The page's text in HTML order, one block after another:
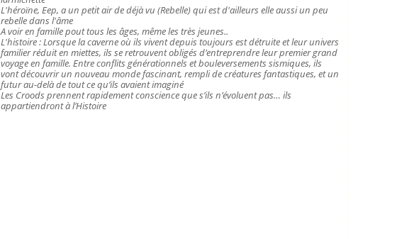
L'héroïne, Eep, a un petit air de déjà vu (Rebelle) qui est d'ailleurs elle aussi un peu
rebelle dans l'âme
A voir en famille pout tous les âges, même les très jeunes..
L'histoire : Lorsque la caverne où ils vivent depuis toujours est détruite et leur univers
familier réduit en miettes, ils se retrouvent obligés d’entreprendre leur premier grand
voyage en famille. Entre conflits générationnels et bouleversements sismiques, ils
vont découvrir un nouveau monde fascinant, rempli de créatures fantastiques, et un
futur au-delà de tout ce qu’ils avaient imaginé
Les Croods prennent rapidement conscience que s’ils n’évoluent pas… ils
appartiendront à l’Histoire